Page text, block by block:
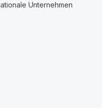
Unternehmen